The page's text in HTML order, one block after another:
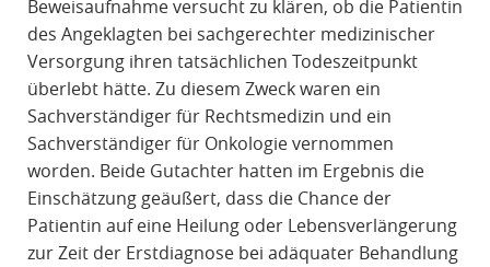
Beweisaufnahme versucht zu klären, ob die Patientin
des Angeklagten bei sachgerechter medizinischer
Versorgung ihren tatsächlichen Todeszeitpunkt
überlebt hätte. Zu diesem Zweck waren ein
Sachverständiger für Rechtsmedizin und ein
Sachverständiger für Onkologie vernommen
worden. Beide Gutachter hatten im Ergebnis die
Einschätzung geäußert, dass die Chance der
Patientin auf eine Heilung oder Lebensverlängerung
zur Zeit der Erstdiagnose bei adäquater Behandlung